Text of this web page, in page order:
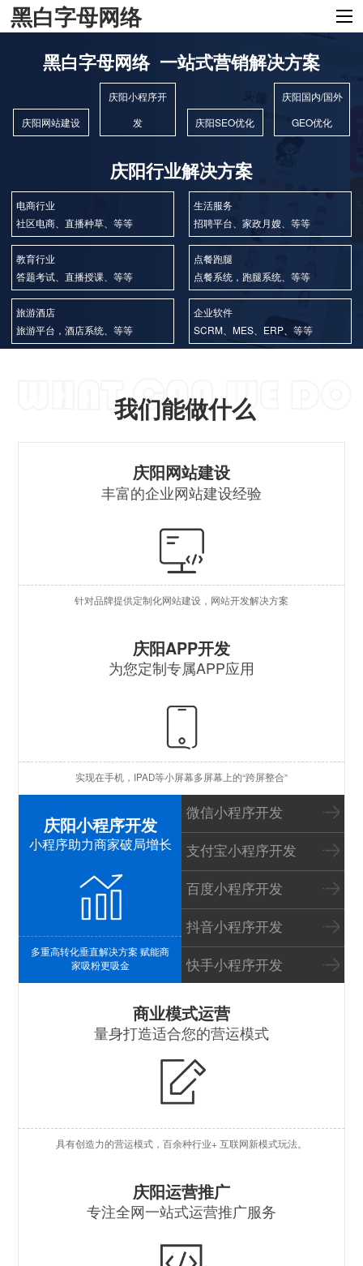
黑白字母网络
黑白字母网络 一站式营销解决方案
庆阳网站建设
庆阳小程序开
发
庆阳SEO优化
庆阳国内/国外
GEO优化
庆阳行业解决方案
电商行业
社区电商、直播种草、等等
生活服务
招聘平台、家政月嫂、等等
教育行业
答题考试、直播授课、等等
点餐跑腿
点餐系统，跑腿系统、等等
旅游酒店
旅游平台，酒店系统、等等
企业软件
SCRM、MES、ERP、等等
我们能做什么
庆阳网站建设
丰富的企业网站建设经验
针对品牌提供定制化网站建设，网站开发解决方案
庆阳APP开发
为您定制专属APP应用
实现在手机，IPAD等小屏幕多屏幕上的“跨屏整合”
庆阳小程序开发
小程序助力商家破局增长
多重高转化垂直解决方案 赋能商
家吸粉更吸金
微信小程序开发
支付宝小程序开发
百度小程序开发
抖音小程序开发
快手小程序开发
商业模式运营
量身打造适合您的营运模式
具有创造力的营运模式，百余种行业+ 互联网新模式玩法。
庆阳运营推广
专注全网一站式运营推广服务